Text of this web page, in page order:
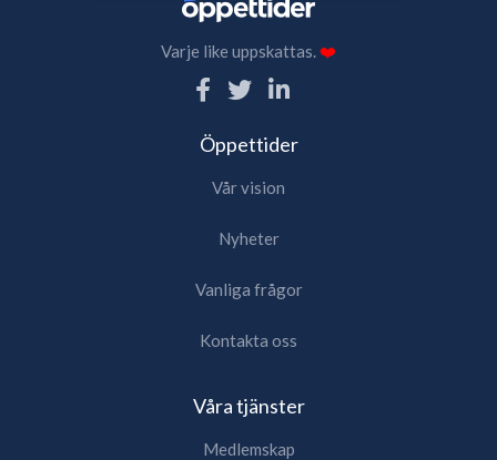
Varje like uppskattas.❤️
Öppettider
Vår vision
Nyheter
Vanliga frågor
Kontakta oss
Våra tjänster
Medlemskap